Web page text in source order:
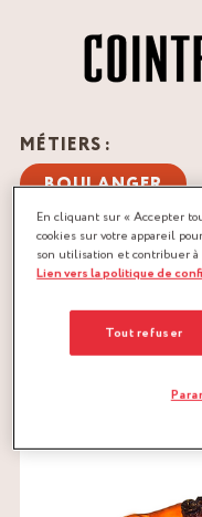
MÉTIERS :
BOULANGER
QUANTITÉ :
Recette pour 72 pièces
TÉLÉCHARGER
CRÈME
En cliquant sur « Accepter
cookies sur votre appareil
son utilisation et contribuer
Lien vers la politique de
Tout refuser